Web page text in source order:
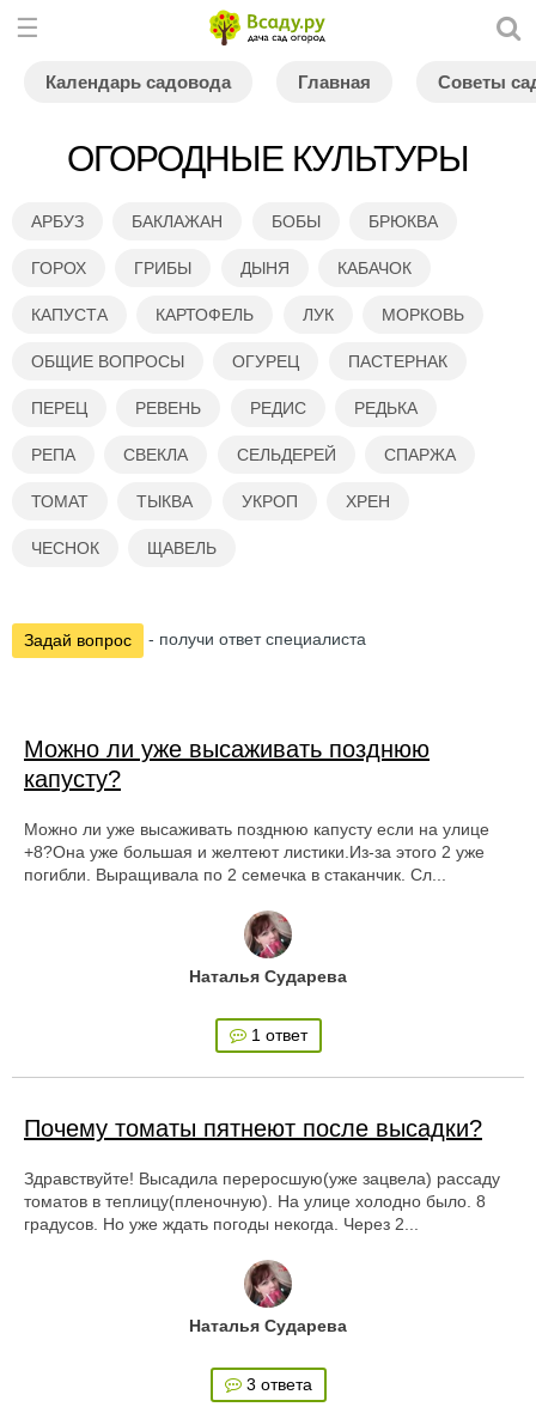
Календарь садовода Главная Советы
ОГОРОДНЫЕ КУЛЬТУРЫ
АРБУЗ БАКЛАЖАН БОБЫ БРЮКВА
ГОРОХ ГРИБЫ ДЫНЯ КАБАЧОК
КАПУСТА КАРТОФЕЛЬ ЛУК МОРКОВЬ
ОБЩИЕ ВОПРОСЫ ОГУРЕЦ ПАСТЕРНАК
ПЕРЕЦ РЕВЕНЬ РЕДИС РЕДЬКА
РЕПА СВЕКЛА СЕЛЬДЕРЕЙ СПАРЖА
ТОМАТ ТЫКВА УКРОП ХРЕН
ЧЕСНОК ЩАВЕЛЬ
Задай вопрос - получи ответ специалиста
Можно ли уже высаживать позднюю
капусту?
Можно ли уже высаживать позднюю капусту если на улице
+8?Она уже большая и желтеют листики.Из-за этого 2 уже
погибли. Выращивала по 2 семечка в стаканчик. Сл...
Наталья Сударева
1 ответ
Почему томаты пятнеют после высадки?
Здравствуйте! Высадила переросшую(уже зацвела) рассаду
томатов в теплицу(пленочную). На улице холодно было. 8
градусов. Но уже ждать погоды некогда. Через 2...
Наталья Сударева
3 ответа